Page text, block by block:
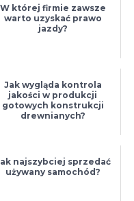
W której firmie zawsze
warto uzyskać prawo
jazdy?
Jak wygląda kontrola
jakości w produkcji
gotowych konstrukcji
drewnianych?
najszybciej sprzedać
używany samochód?